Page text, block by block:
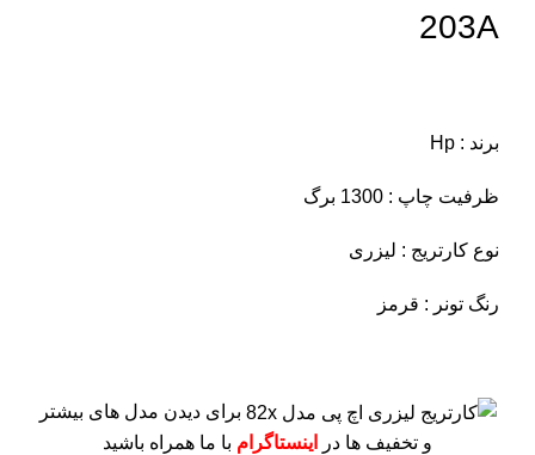
203A
برند : Hp
ظرفیت چاپ : 1300 برگ
نوع کارتریج : لیزری
رنگ تونر : قرمز
برای دیدن مدل های بیشتر
و تخفیف ها در
اینستاگرام با ما همراه باشید